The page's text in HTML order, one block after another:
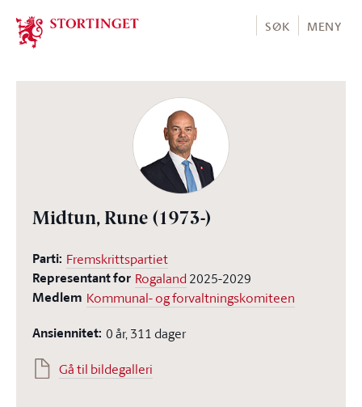
Stortinget.no
SØK MENY
Midtun, Rune (1973-)
Parti: Fremskrittspartiet
Representant for Rogaland 2025-2029
Medlem Kommunal- og forvaltningskomiteen
Ansiennitet: 0 år, 311 dager
Gå til bildegalleri